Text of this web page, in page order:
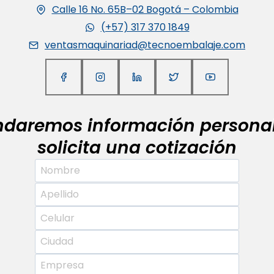
Calle 16 No. 65B–02 Bogotá – Colombia
(+57) 317 370 1849
ventasmaquinariad@tecnoembalaje.com
información
solicita una cotización